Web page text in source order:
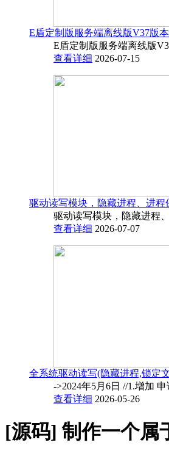
E盾定制版服务端离线版V37版
E盾定制版服务端离线版
查看详细 2026-07-15
驱动读写模块，隐藏进程、进程
驱动读写模块，隐藏进程
查看详细 2026-07-07
全系统驱动读写(隐藏进程,锁定
->2024年5月6日 //1.增加
查看详细 2026-05-26
[源码] 制作一个属